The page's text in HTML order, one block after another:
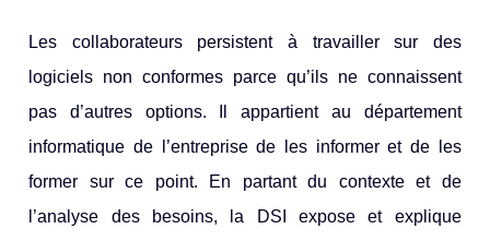
Les collaborateurs persistent à travailler sur des
logiciels non conformes parce qu’ils ne connaissent
pas d’autres options. Il appartient au département
informatique de l’entreprise de les informer et de les
former sur ce point. En partant du contexte et de
l’analyse des besoins, la DSI expose et explique